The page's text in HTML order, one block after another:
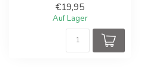
€19,95
Auf Lager